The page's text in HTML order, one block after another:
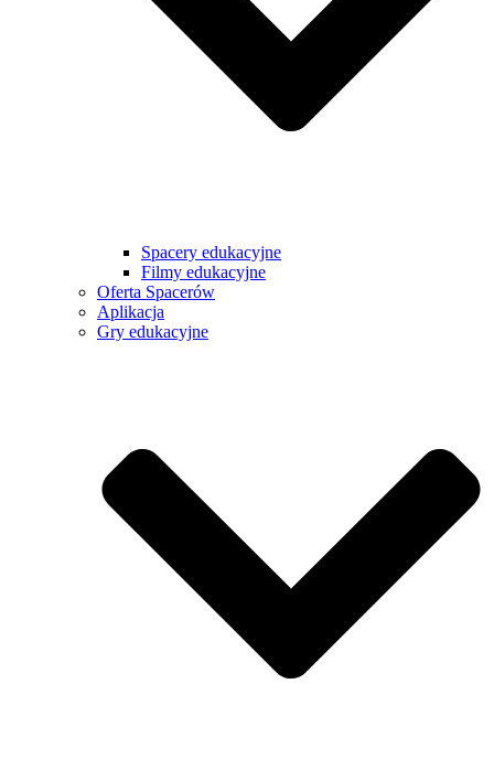
Spacery edukacyjne
Filmy edukacyjne
Oferta Spacerów
Aplikacja
Gry edukacyjne